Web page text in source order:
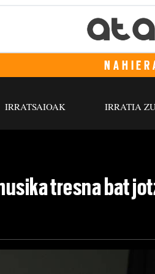
IRRATSAIOAK IRRATIA
tresna bat